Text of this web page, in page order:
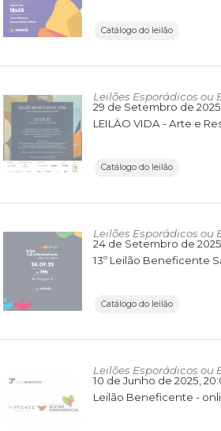
Catálogo do leilão
Leilões Esporádicos ou
29 de Setembro de 2025
Catálogo do leilão
Leilões Esporádicos ou
24 de Setembro de 2025
13º Leilão Beneficente
Catálogo do leilão
Leilões Esporádicos ou
10 de Junho de 2025 ,